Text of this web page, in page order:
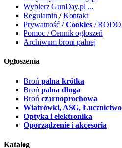
Wybierz GunDay.pl ...
Regulamin / Kontakt
Prywatność /Cookies / RODO
Pomoc / Cennik ogłoszeń
Archiwum broni palnej
Ogłoszenia
Broń palna krótka
Broń palna długa
Broń czarnoprochowa
Wiatrówki, ASG, Łucznictwo
Optyka i elektronika
Oporządzenie i akcesoria
Katalog